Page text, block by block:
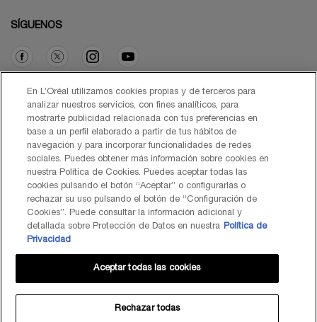
SÍGUENOS
Opción de compra
€ - ES (ES)
© Lancôme 2026
Black Friday
En L’Oréal utilizamos cookies propias y de terceros para
analizar nuestros servicios, con fines analíticos, para
mostrarte publicidad relacionada con tus preferencias en
base a un perfil elaborado a partir de tus hábitos de
navegación y para incorporar funcionalidades de redes
sociales. Puedes obtener más información sobre cookies en
nuestra Política de Cookies. Puedes aceptar todas las
cookies pulsando el botón “Aceptar” o configurarlas o
rechazar su uso pulsando el botón de “Configuración de
Cookies”. Puede consultar la información adicional y
detallada sobre Protección de Datos en nuestra Política de
Privacidad
Rechazar todas
Aceptar todas las cookies